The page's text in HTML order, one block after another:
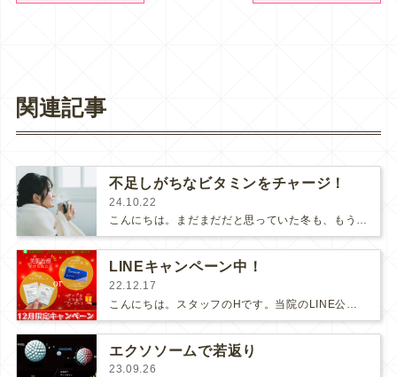
関連記事
不足しがちなビタミンをチャージ！
24.10.22
こんにちは。まだまだだと思っていた冬も、もう少しでやってきますね❄️寒いのが苦手な私は、怯えています😅冬はビタミンが不足しやす…
LINEキャンペーン中！
22.12.17
エクソソームで若返り
23.09.26